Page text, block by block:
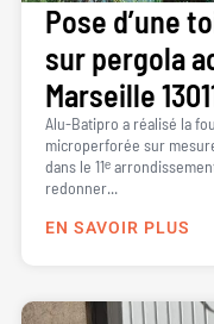
Pose d’une
sur pergola
Marseille
Alu-Batipro a réalisé la
microperforée sur
dans le 11ᵉ
redonner...
EN SAVOIR PLUS